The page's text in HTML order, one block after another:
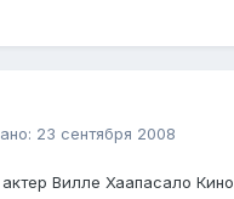
23 сентября 2008
Вилле Хаапасало Кино